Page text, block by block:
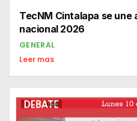
TecNM Cintalapa se
nacional 2026
GENERAL
Leer mas